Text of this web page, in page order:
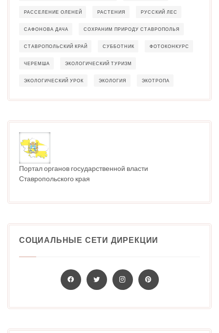
РАССЕЛЕНИЕ ОЛЕНЕЙ РАСТЕНИЯ РУССКИЙ ЛЕС
САФОНОВА ДАЧА СОХРАНИМ ПРИРОДУ СТАВРОПОЛЬЯ
СТАВРОПОЛЬСКИЙ КРАЙ СУББОТНИК ФОТОКОНКУРС
ЧЕРЕМША ЭКОЛОГИЧЕСКИЙ ТУРИЗМ
ЭКОЛОГИЧЕСКИЙ УРОК ЭКОЛОГИЯ ЭКОТРОПА
Портал органов государственной власти
Ставропольского края
СОЦИАЛЬНЫЕ СЕТИ ДИРЕКЦИИ